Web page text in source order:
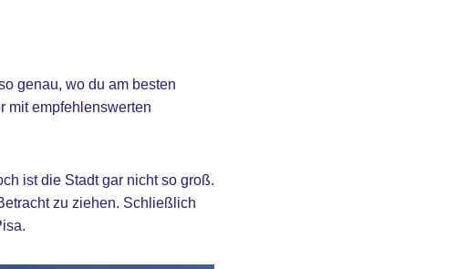
genau, wo du am besten
mit empfehlenswerten
ist die Stadt gar nicht so groß.
zu ziehen. Schließlich